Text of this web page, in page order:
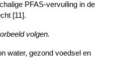
PFAS-vervuiling in de
[11].
volgen.
water, gezond voedsel en